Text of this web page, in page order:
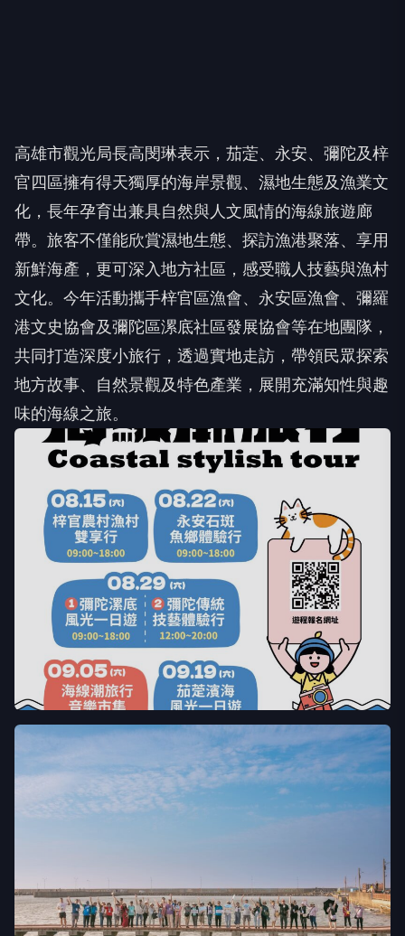
高雄市觀光局長高閔琳表示，茄萣、永安、彌陀及梓
官四區擁有得天獨厚的海岸景觀、濕地生態及漁業文
化，長年孕育出兼具自然與人文風情的海線旅遊廊
帶。旅客不僅能欣賞濕地生態、探訪漁港聚落、享用
新鮮海產，更可深入地方社區，感受職人技藝與漁村
文化。今年活動攜手梓官區漁會、永安區漁會、彌羅
港文史協會及彌陀區漯底社區發展協會等在地團隊，
共同打造深度小旅行，透過實地走訪，帶領民眾探索
地方故事、自然景觀及特色產業，展開充滿知性與趣
味的海線之旅。